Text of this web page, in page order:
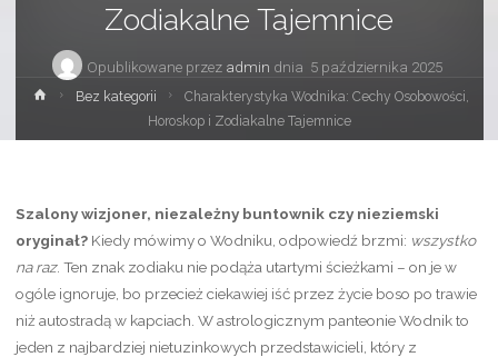
Zodiakalne Tajemnice
Opublikowane przez admin dnia 5 października 2025
StronaBez kategorii
Charakterystyka Wodnika: Cechy Osobowości,
Horoskop i Zodiakalne Tajemnice
Szalony wizjoner, niezależny buntownik czy nieziemski
oryginał?Kiedy mówimy o Wodniku, odpowiedź brzmi: wszystko
na raz. Ten znak zodiaku nie podąża utartymi ścieżkami – on je w
ogóle ignoruje, bo przecież ciekawiej iść przez życie boso po trawie
niż autostradą w kapciach. W astrologicznym panteonie Wodnik to
jeden z najbardziej nietuzinkowych przedstawicieli, który z